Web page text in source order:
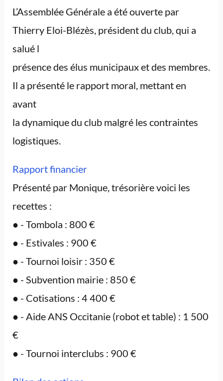
L’Assemblée Générale a été ouverte par
Thierry Eloi-Blézès, président du club, qui a
salué l
présence des élus municipaux et des membres.
Il a présenté le rapport moral, mettant en
avant
la dynamique du club malgré les contraintes
logistiques.
Rapport financier
Présenté par Monique, trésorière voici les
recettes :
● - Tombola : 800 €
● - Estivales : 900 €
● - Tournoi loisir : 350 €
● - Subvention mairie : 850 €
● - Cotisations : 4 400 €
● - Aide ANS Occitanie (robot et table) : 1 500
€
● - Tournoi interclubs : 900 €